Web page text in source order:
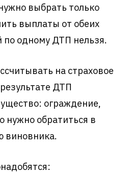
выбрать только
выплаты от обеих
по одному ДТП нельзя.
на страховое
ДТП
ограждение,
нужно обратиться в
виновника.